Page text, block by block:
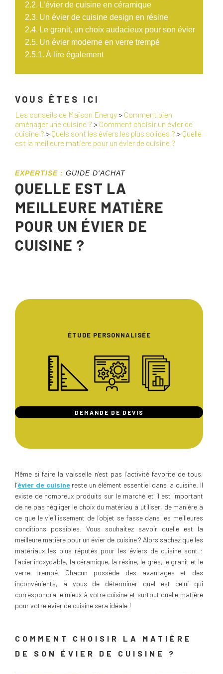
L’évier de cuisine en céramique
Un évier de cuisine design en résine
Le granit, un choix audacieux pour son évier
Un évier moderne en verre trempé
À lire également
VOUS ÊTES ICI
Les conseils de Maison Energy> Comment bien
aménager une cuisine ? > Comment choisir un évier de
cuisine ? > Quels sont les éviers les plus solides ? > Quelle
est la meilleure matière pour un évier de cuisine ?
EXPERTISE : GUIDE D'ACHAT
QUELLE EST LA
MEILLEURE MATIÈRE
POUR UN ÉVIER DE
CUISINE ?
ÉTUDE PERSONNALISÉE
DEMANDE DE DEVIS
Même si faire la vaisselle n’est pas l’activité favorite de tous,
l’évier de cuisinereste un élément essentiel dans la cuisine. Il
existe de nombreux produits sur le marché et il est important
de ne pas négliger le choix du matériau à utiliser, de manière à
ce que le vieillissement de l’objet se fasse dans les meilleures
conditions possibles. Vous souhaitez savoir quelle est la
meilleure matière pour un évier de cuisine ? Alors sachez que les
matériaux les plus réputés pour les éviers de cuisine sont :
l’acier inoxydable, la céramique, la résine, le grès, le granit et le
verre trempé. Chacun possède des avantages et des
inconvénients, à vous de déterminer quel est celui qui
correspondra le mieux à votre cuisine et surtout quelle matière
pour votre évier de cuisine sera idéale !
COMMENT CHOISIR LA MATIÈRE
DE SON ÉVIER DE CUISINE ?